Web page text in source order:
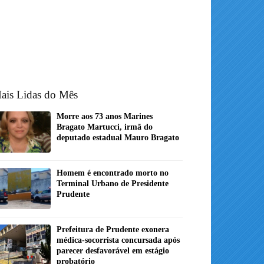
Lidas do Mês
Morre aos 73 anos Marines
Bragato Martucci, irmã do
deputado estadual Mauro Bragato
Homem é encontrado morto no
Terminal Urbano de Presidente
Prudente
Prefeitura de Prudente exonera
médica-socorrista concursada após
parecer desfavorável em estágio
probatório